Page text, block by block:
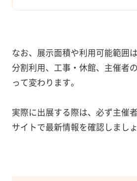
なお、展示面積や利用可能範囲
分割利用、工事・休館、主催者
って変わります。
実際に出展する際は、必ず主催
サイトで最新情報を確認しましょ